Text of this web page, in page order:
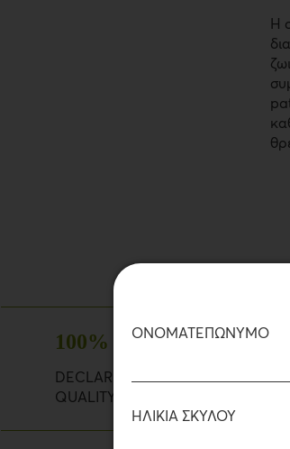
Η
100%
DECLARED, HIGH
QUALITY INGREDIENTS
ΟΝΟΜΑΤΕΠΩΝΥΜΟ
ΗΛΙΚΊΑ ΣΚΎΛΟΥ